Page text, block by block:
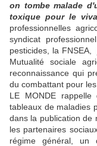
on tombe malade
toxique pour le
professionnelles
syndicat
pesticides, la
Mutualité sociale
reconnaissance qui
du combattant pour
LE MONDE
tableaux de maladies
dans la publication de
les partenaires
régime général, un